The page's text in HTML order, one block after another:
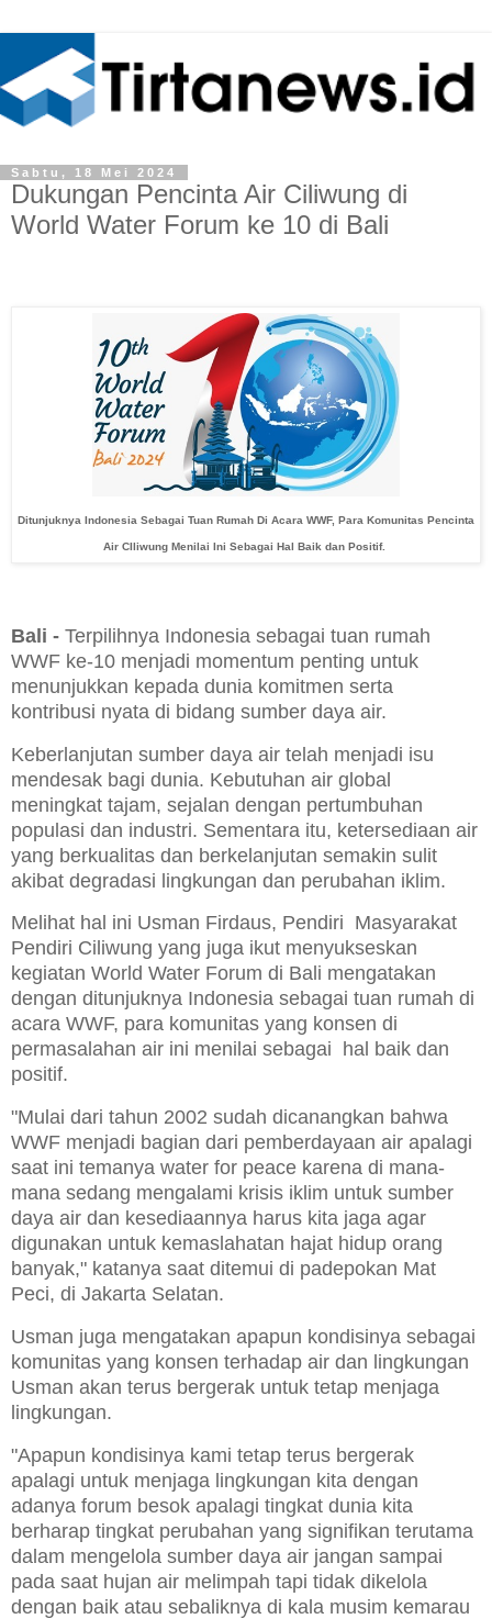
Sabtu, 18 Mei 2024
Dukungan Pencinta Air Ciliwung di
World Water Forum ke 10 di Bali
Ditunjuknya Indonesia Sebagai Tuan Rumah Di Acara WWF, Para Komunitas Pencinta
Air CIliwung Menilai Ini Sebagai Hal Baik dan Positif.
Bali - Terpilihnya Indonesia sebagai tuan rumah
WWF ke-10 menjadi momentum penting untuk
menunjukkan kepada dunia komitmen serta
kontribusi nyata di bidang sumber daya air.
Keberlanjutan sumber daya air telah menjadi isu
mendesak bagi dunia. Kebutuhan air global
meningkat tajam, sejalan dengan pertumbuhan
populasi dan industri. Sementara itu, ketersediaan air
yang berkualitas dan berkelanjutan semakin sulit
akibat degradasi lingkungan dan perubahan iklim.
Melihat hal ini Usman Firdaus, Pendiri Masyarakat
Pendiri Ciliwung yang juga ikut menyukseskan
kegiatan World Water Forum di Bali mengatakan
dengan ditunjuknya Indonesia sebagai tuan rumah di
acara WWF, para komunitas yang konsen di
permasalahan air ini menilai sebagai hal baik dan
positif.
"Mulai dari tahun 2002 sudah dicanangkan bahwa
WWF menjadi bagian dari pemberdayaan air apalagi
saat ini temanya water for peace karena di mana-
mana sedang mengalami krisis iklim untuk sumber
daya air dan kesediaannya harus kita jaga agar
digunakan untuk kemaslahatan hajat hidup orang
banyak," katanya saat ditemui di padepokan Mat
Peci, di Jakarta Selatan.
Usman juga mengatakan apapun kondisinya sebagai
komunitas yang konsen terhadap air dan lingkungan
Usman akan terus bergerak untuk tetap menjaga
lingkungan.
"Apapun kondisinya kami tetap terus bergerak
apalagi untuk menjaga lingkungan kita dengan
adanya forum besok apalagi tingkat dunia kita
berharap tingkat perubahan yang signifikan terutama
dalam mengelola sumber daya air jangan sampai
pada saat hujan air melimpah tapi tidak dikelola
dengan baik atau sebaliknya di kala musim kemarau